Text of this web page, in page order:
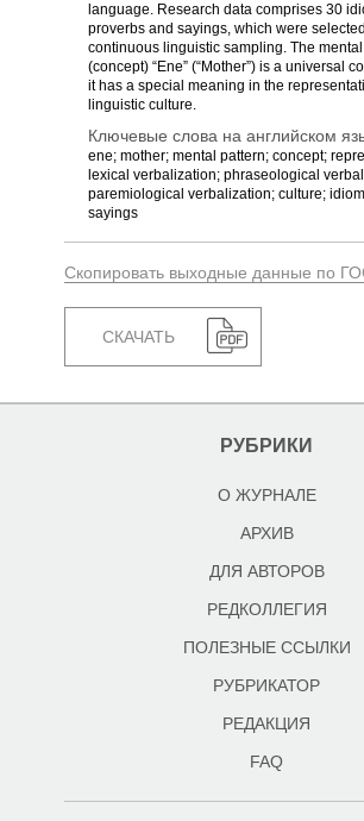
language. Research data comprises 30
proverbs and sayings, which were
continuous linguistic sampling. The
(concept) “Ene” (“Mother”) is a universal
it has a special meaning in the
linguistic culture.
Ключевые слова на английском
ene; mother; mental pattern; concept;
lexical verbalization; phraseological
paremiological verbalization; culture;
sayings
Скопировать выходные данные по
СКАЧАТЬ
РУБРИКИ
О ЖУРНАЛЕ
АРХИВ
ДЛЯ АВТОРОВ
РЕДКОЛЛЕГИЯ
ПОЛЕЗНЫЕ ССЫЛКИ
РУБРИКАТОР
РЕДАКЦИЯ
FAQ